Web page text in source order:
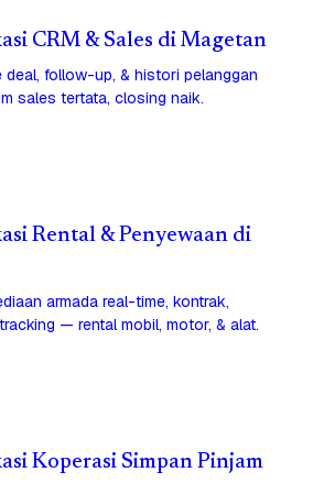
CRM & Sales di Magetan
deal, follow-up, & histori pelanggan
sales tertata, closing naik.
Rental & Penyewaan di
armada real-time, kontrak,
— rental mobil, motor, & alat.
Koperasi Simpan Pinjam